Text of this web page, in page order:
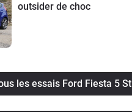
outsider de choc
les essais Ford Fiesta 5 St